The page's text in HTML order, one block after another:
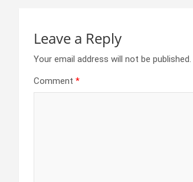
Leave a Reply
Your email address will not be published.
Comment *